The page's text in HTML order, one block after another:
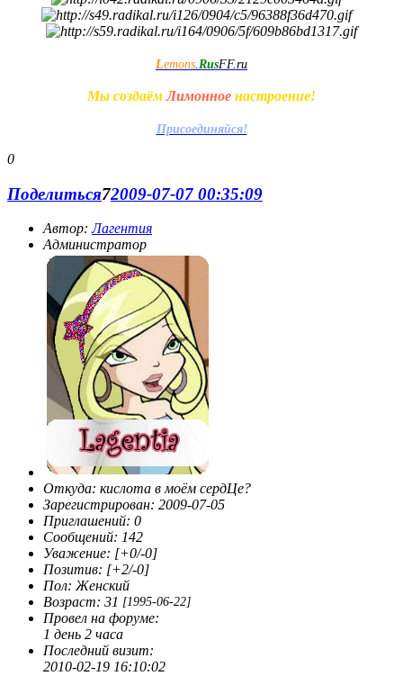
Lemons RusFF.ru
Мы создаём Лимонное настроение!
Присоединяйся!
0
Поделиться72009-07-07 00:35:09
Автор:Лагентия
Администратор
Откуда: кислота в моём сердЦе?
Зарегистрирован: 2009-07-05
Приглашений: 0
Сообщений: 142
Уважение: [+0/-0]
Позитив: [+2/-0]
Пол: Женский
Возраст: 31 [1995-06-22]
Провел на форуме:
1 день 2 часа
Последний визит:
2010-02-19 16:10:02